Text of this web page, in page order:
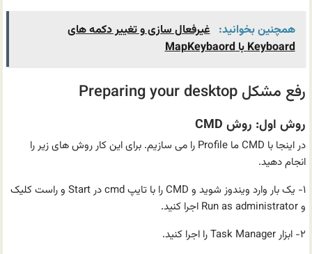
همچنین بخوانید: غیرفعال سازی و تغییر دکمه های
Keyboard با MapKeybaord
رفع مشکل Preparing your desktop
روش اول: روش CMD
در اینجا با CMD ما Profile را می سازیم. برای این کار روش های زیر را
انجام دهید.
۱- یک بار وارد ویندوز شوید و CMD را با تایپ cmd در Start و راست کلیک
و Run as administrator اجرا کنید.
۲- ابزار Task Manager را اجرا کنید.